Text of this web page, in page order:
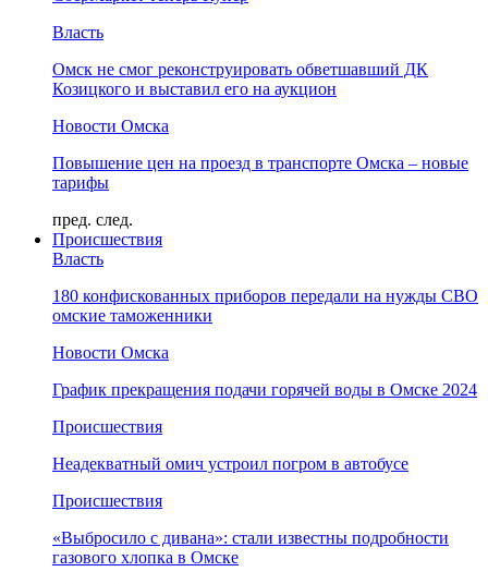
Власть
Омск не смог реконструировать обветшавший ДК
Козицкого и выставил его на аукцион
Новости Омска
Повышение цен на проезд в транспорте Омска – новые
тарифы
пред. след.
Происшествия
Власть
180 конфискованных приборов передали на нужды СВО
омские таможенники
Новости Омска
График прекращения подачи горячей воды в Омске 2024
Происшествия
Неадекватный омич устроил погром в автобусе
Происшествия
«Выбросило с дивана»: стали известны подробности
газового хлопка в Омске